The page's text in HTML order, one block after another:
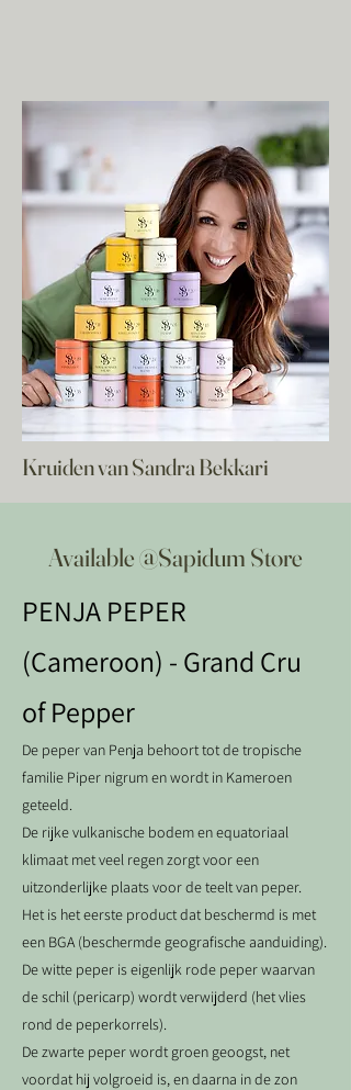
Kruiden van Sandra Bekkari
Available @Sapidum Store
PENJA PEPER
(Cameroon) - Grand Cru
of Pepper
De peper van Penja behoort tot de tropische
familie Piper nigrum en wordt in Kameroen
geteeld.
De rijke vulkanische bodem en equatoriaal
klimaat met veel regen zorgt voor een
uitzonderlijke plaats voor de teelt van peper.
Het is het eerste product dat beschermd is met
een BGA (beschermde geografische aanduiding).
De witte peper is eigenlijk rode peper waarvan
de schil (pericarp) wordt verwijderd (het vlies
rond de peperkorrels).
De zwarte peper wordt groen geoogst, net
voordat hij volgroeid is, en daarna in de zon